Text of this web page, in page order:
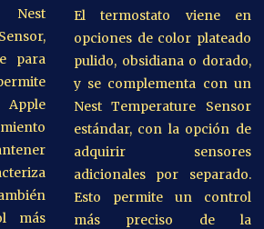
para
más
El termostato viene en
opciones de color plateado
pulido, obsidiana o dorado,
y se complementa con un
Nest Temperature Sensor
estándar, con la opción de
adquirir sensores
adicionales por separado.
Esto permite un control
más preciso de la